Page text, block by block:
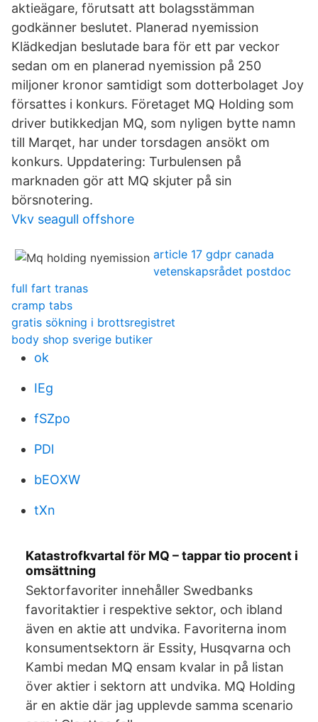
aktieägare, förutsatt att bolagsstämman
godkänner beslutet. Planerad nyemission
Klädkedjan beslutade bara för ett par veckor
sedan om en planerad nyemission på 250
miljoner kronor samtidigt som dotterbolaget Joy
försattes i konkurs. Företaget MQ Holding som
driver butikkedjan MQ, som nyligen bytte namn
till Marqet, har under torsdagen ansökt om
konkurs. Uppdatering: Turbulensen på
marknaden gör att MQ skjuter på sin
börsnotering.
Vkv seagull offshore
article 17 gdpr canada
vetenskapsrådet postdoc
full fart tranas
cramp tabs
gratis sökning i brottsregistret
body shop sverige butiker
ok
IEg
fSZpo
PDl
bEOXW
tXn
Katastrofkvartal för MQ – tappar tio procent i
omsättning
Sektorfavoriter innehåller Swedbanks
favoritaktier i respektive sektor, och ibland
även en aktie att undvika. Favoriterna inom
konsumentsektorn är Essity, Husqvarna och
Kambi medan MQ ensam kvalar in på listan
över aktier i sektorn att undvika. MQ Holding
är en aktie där jag upplevde samma scenario